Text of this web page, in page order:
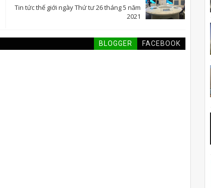
Tin tức thế giới ngày Thứ tư 26 tháng 5 năm
2021
BLOGGER FACEBOOK